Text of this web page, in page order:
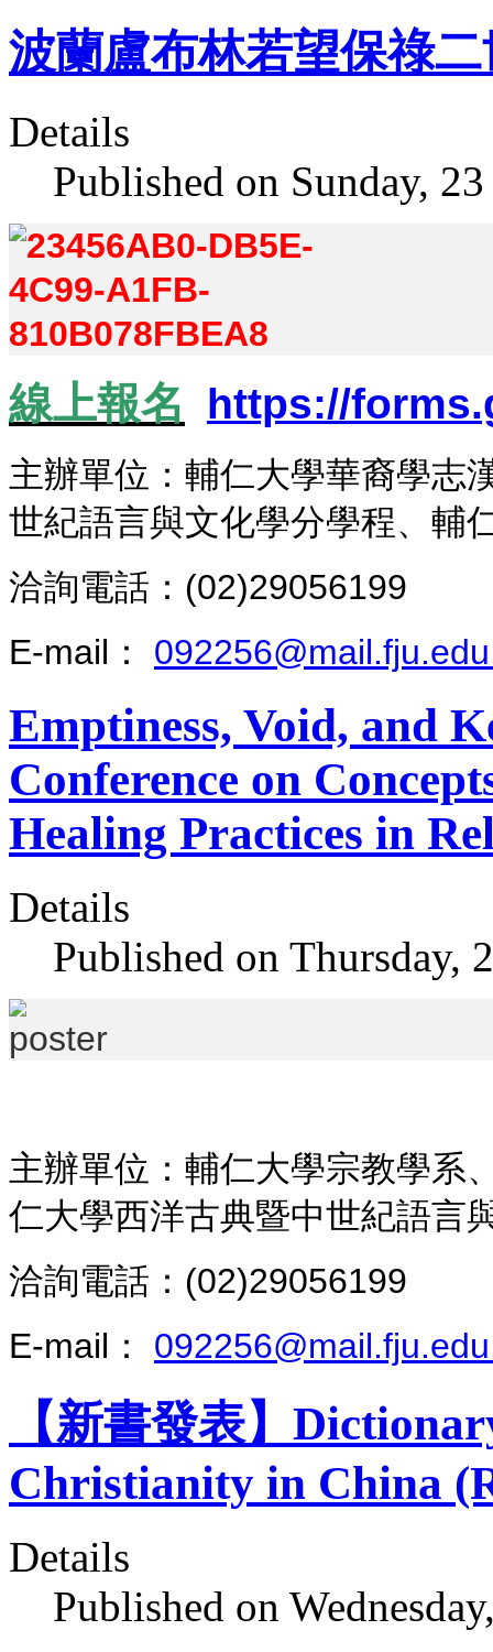
波蘭盧布林若望保祿
Details
Published on Sunday,
線上報名 https://
主辦單位： 輔仁大學華裔學志
世紀語言與文化學分學程、 輔
洽詢電話：(02)29056199
E-mail：
Emptiness, Void, and
Conference on
Healing Practices in
Details
Published on Thursday,
主辦單位：輔仁大學宗教學系
仁大學西洋古典暨中世紀語言
洽詢電話：(02)29056199
E-mail：
【新書發表】
Christianity in China
Details
Published on